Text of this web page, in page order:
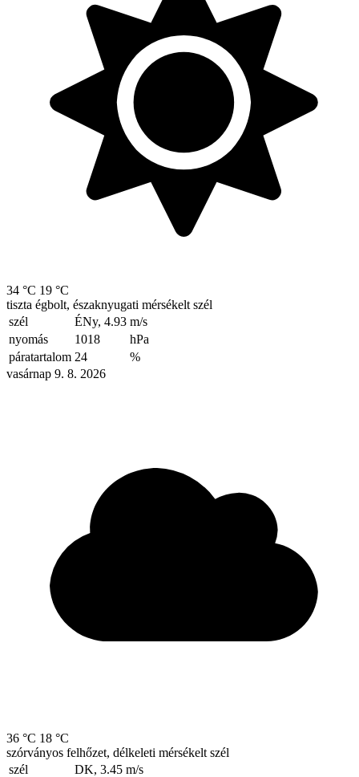
34 °C 19 °C
tiszta égbolt, északnyugati mérsékelt szél
szél
ÉNy, 4.93 m/s
nyomás
1018
hPa
páratartalom 24
%
vasárnap 9. 8. 2026
36 °C 18 °C
szórványos felhőzet, délkeleti mérsékelt szél
szél
DK, 3.45 m/s